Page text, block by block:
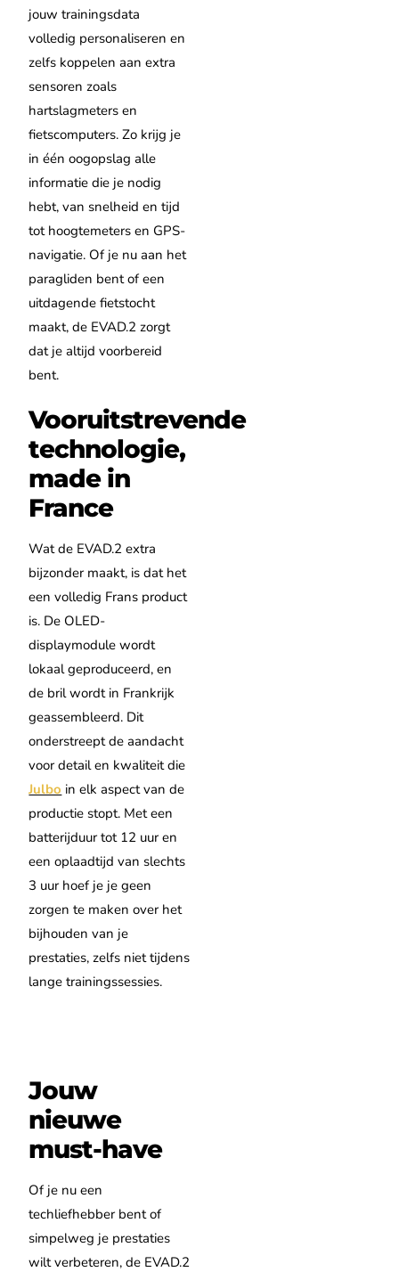
jouw trainingsdata
volledig personaliseren en
zelfs koppelen aan extra
sensoren zoals
hartslagmeters en
fietscomputers. Zo krijg je
in één oogopslag alle
informatie die je nodig
hebt, van snelheid en tijd
tot hoogtemeters en GPS-
navigatie. Of je nu aan het
paragliden bent of een
uitdagende fietstocht
maakt, de EVAD.2 zorgt
dat je altijd voorbereid
bent.
Vooruitstrevende
technologie,
made in
France
Wat de EVAD.2 extra
bijzonder maakt, is dat het
een volledig Frans product
is. De OLED-
displaymodule wordt
lokaal geproduceerd, en
de bril wordt in Frankrijk
geassembleerd. Dit
onderstreept de aandacht
voor detail en kwaliteit die
Julbo in elk aspect van de
productie stopt. Met een
batterijduur tot 12 uur en
een oplaadtijd van slechts
3 uur hoef je je geen
zorgen te maken over het
bijhouden van je
prestaties, zelfs niet tijdens
lange trainingssessies.
Jouw
nieuwe
must-have
Of je nu een
techliefhebber bent of
simpelweg je prestaties
wilt verbeteren, de EVAD.2